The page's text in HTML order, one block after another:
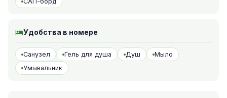
Удобства в номере
Санузел Гель для душа Душ
Мыло
Умывальник